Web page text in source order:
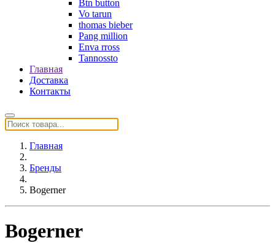
Btn button
Vo tarun
thomas bieber
Pang million
Enva rross
Tannossto
Главная
Доставка
Контакты
Главная
Бренды
Bogerner
Bogerner